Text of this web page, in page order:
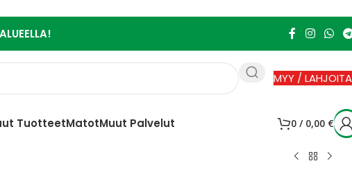
MYY / LAHJOITA
TuotteetMatotMuut Palvelut 0 / 0,00 €